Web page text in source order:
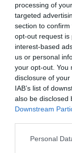
processing of
targeted
section to
opt-out request is
interest-based
us or personal
your opt-out. You
disclosure of
IAB’s list of
also be disclosed
Downstream
Personal
entrada
giras
Estos
muy bien
directo. El